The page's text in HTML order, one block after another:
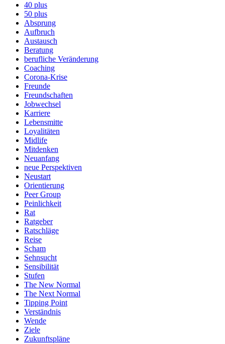
40 plus
50 plus
Absprung
Aufbruch
Austausch
Beratung
berufliche Veränderung
Coaching
Corona-Krise
Freunde
Freundschaften
Jobwechsel
Karriere
Lebensmitte
Loyalitäten
Midlife
Mitdenken
Neuanfang
neue Perspektiven
Neustart
Orientierung
Peer Group
Peinlichkeit
Rat
Ratgeber
Ratschläge
Reise
Scham
Sehnsucht
Sensibilität
Stufen
The New Normal
The Next Normal
Tipping Point
Verständnis
Wende
Ziele
Zukunftspläne